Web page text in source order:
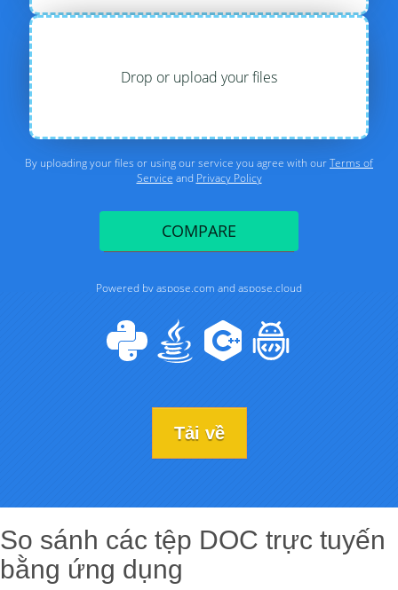
Tải về
So sánh các tệp DOC trực tuyến
bằng ứng dụng